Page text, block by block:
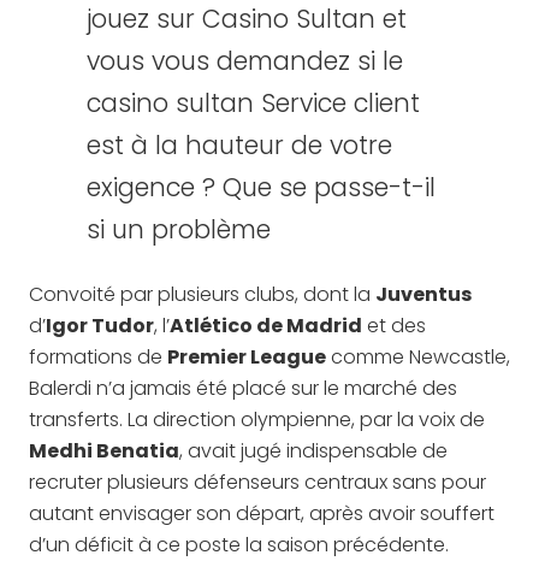
jouez sur Casino Sultan et
vous vous demandez si le
casino sultan Service client
est à la hauteur de votre
exigence ? Que se passe-t-il
si un problème
Convoité par plusieurs clubs, dont la Juventus
d’Igor Tudor, l’Atlético de Madrid et des
formations de Premier Leaguecomme Newcastle,
Balerdi n’a jamais été placé sur le marché des
transferts. La direction olympienne, par la voix de
Medhi Benatia, avait jugé indispensable de
recruter plusieurs défenseurs centraux sans pour
autant envisager son départ, après avoir souffert
d’un déficit à ce poste la saison précédente.